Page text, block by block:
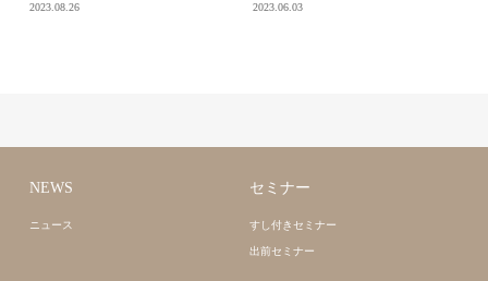
2023.08.26 2023.06.03
NEWS
ニュース
セミナー
すし付きセミナー
出前セミナー